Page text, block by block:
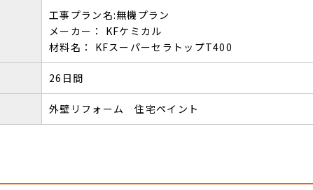
工事プラン名:無機プラン
メーカー： KFケミカル
材料名： KFスーパーセラトップT400
26日間
外壁リフォーム 住宅ペイント